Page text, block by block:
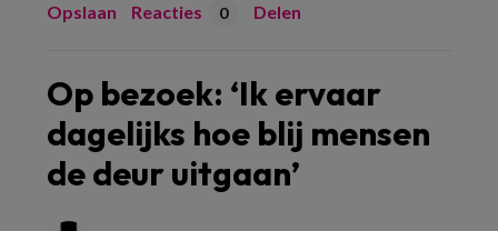
Opslaan Reacties 0 Delen
Op bezoek: ‘Ik ervaar
dagelijks hoe blij mensen
de deur uitgaan’